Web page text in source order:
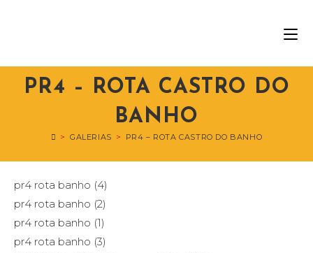
PR4 – ROTA CASTRO DO
BANHO
> GALERIAS > PR4 – ROTA CASTRO DO BANHO
pr4 rota banho (4)
pr4 rota banho (2)
pr4 rota banho (1)
pr4 rota banho (3)